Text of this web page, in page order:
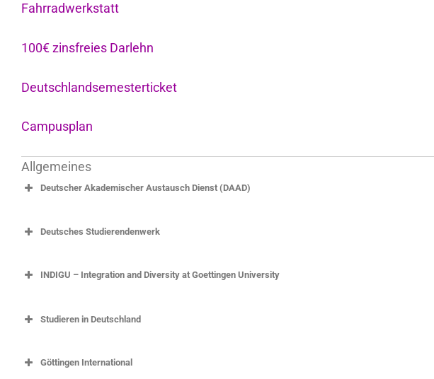
Fahrradwerkstatt
100€ zinsfreies Darlehn
Deutschlandsemesterticket
Campusplan
Allgemeines
Deutscher Akademischer Austausch Dienst (DAAD)
Deutsches Studierendenwerk
INDIGU – Integration and Diversity at Goettingen University
Studieren in Deutschland
Göttingen International